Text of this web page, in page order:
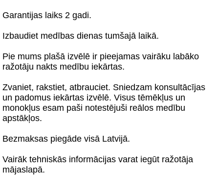
Garantijas laiks 2 gadi.
Izbaudiet medības dienas tumšajā laikā.
Pie mums plašā izvēlē ir pieejamas vairāku labāko
ražotāju nakts medību iekārtas.
Zvaniet, rakstiet, atbrauciet. Sniedzam konsultācījas
un padomus iekārtas izvēlē. Visus tēmēkļus un
monokļus esam paši notestējuši reālos medību
apstākļos.
Bezmaksas piegāde visā Latvijā.
Vairāk tehniskās informācijas varat iegūt ražotāja
mājaslapā.